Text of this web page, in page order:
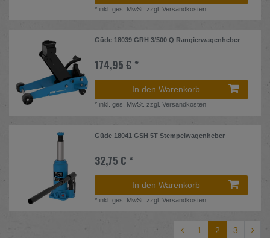
* inkl. ges. MwSt. zzgl.Versandkosten
Güde 18039 GRH 3/500 Q Rangierwagenheber
174,95 € *
In den Warenkorb
* inkl. ges. MwSt. zzgl.Versandkosten
Güde 18041 GSH 5T Stempelwagenheber
32,75 € *
In den Warenkorb
* inkl. ges. MwSt. zzgl.Versandkosten
1 2 3